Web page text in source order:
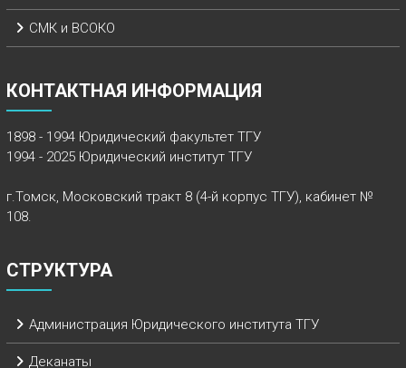
СМК и ВСОКО
КОНТАКТНАЯ ИНФОРМАЦИЯ
1898 - 1994 Юридический факультет ТГУ
1994 - 2025 Юридический институт ТГУ
г.Томск, Московский тракт 8 (4-й корпус ТГУ), кабинет №
108.
СТРУКТУРА
Администрация Юридического института ТГУ
Деканаты